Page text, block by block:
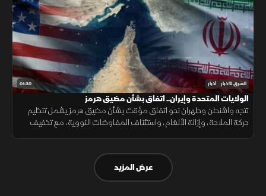
01:30 الشرق للأخبار أخبار
الولايات المتحدة وإيران.. اتفاق بشأن مضيق هرمز
تتجه واشنطن وطهران نحو اتفاق مؤقت بشأن مضيق هرمز يشمل تنظيم
حركة الملاحة، وإزالة الألغام، واستئناف المفاوضات النووية، مع تخفيف
عرض المزيد